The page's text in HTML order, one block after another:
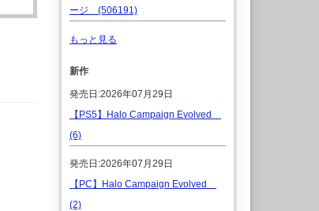
ージ (506191)
もっと見る
新作
発売日:2026年07月29日
【PS5】Halo Campaign Evolved
(6)
発売日:2026年07月29日
【PC】Halo Campaign Evolved
(2)